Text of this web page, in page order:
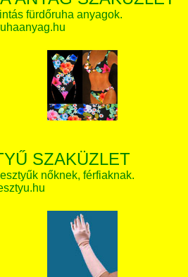
fürdőruha anyagok.
SZAKÜZLET
nőknek, férfiaknak.